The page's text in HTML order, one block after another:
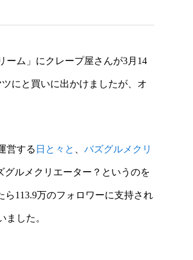
ーム」にクレープ屋さんが3月14
にと買いに出かけましたが、オ
営する 日と々と バズグルメクリ
ルメクリエーター？というのを
ら113.9万のフォロワーに支持され
した。